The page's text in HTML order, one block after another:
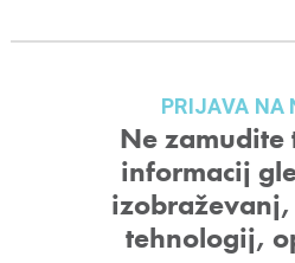
PRIJAVA NA
Ne
informacij
tehnologij,